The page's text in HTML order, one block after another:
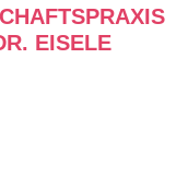
EISELE